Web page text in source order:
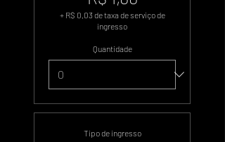
+ R$ 0,03 de taxa de serviço de
ingresso
Quantidade
Tipo de ingresso